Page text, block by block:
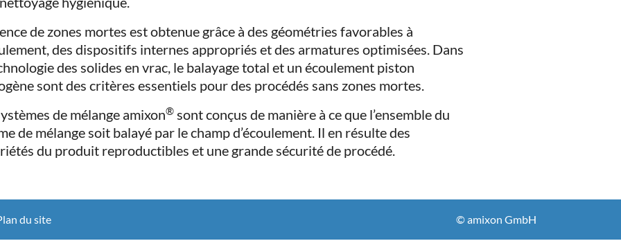
de zones mortes est obtenue grâce à des géométries favorables à
des dispositifs internes appropriés et des armatures optimisées. Dans
des solides en vrac, le balayage total et un écoulement piston
sont des critères essentiels pour des procédés sans zones mortes.
de mélange amixon® sont conçus de manière à ce que l’ensemble du
de mélange soit balayé par le champ d’écoulement. Il en résulte des
du produit reproductibles et une grande sécurité de procédé.
du site © amixon GmbH